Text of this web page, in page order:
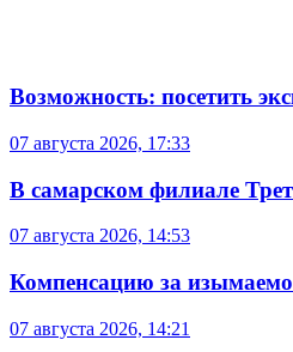
Возможность: посетить
07 августа 2026, 17:33
В самарском филиале
07 августа 2026, 14:53
Компенсацию за
07 августа 2026, 14:21